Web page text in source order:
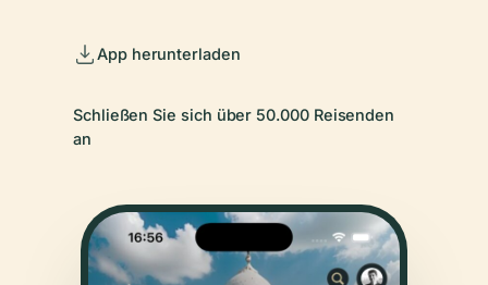
App herunterladen
Schließen Sie sich über 50.000 Reisenden
an